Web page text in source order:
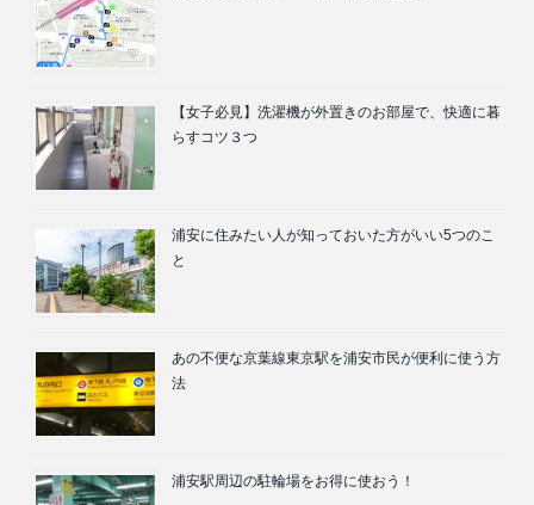
【女子必見】洗濯機が外置きのお部屋で、快適に暮
らすコツ３つ
浦安に住みたい人が知っておいた方がいい5つのこ
と
あの不便な京葉線東京駅を浦安市民が便利に使う方
法
浦安駅周辺の駐輪場をお得に使おう！